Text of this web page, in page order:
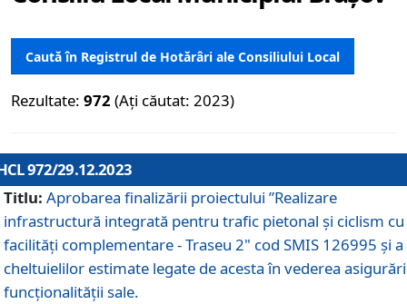
Caută în Registrul de Hotărâri ale Consiliului Local
Rezultate: 972 (Ați căutat: 2023)
972/29.12.2023
Titlu: Aprobarea finalizării proiectului ”Realizare
infrastructură integrată pentru trafic pietonal și ciclism cu
facilități complementare - Traseu 2" cod SMIS 126995 și a
cheltuielilor estimate legate de acesta în vederea
funcționalității sale.